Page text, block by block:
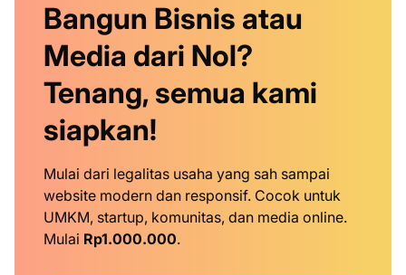
Bangun Bisnis atau
Media dari Nol?
Tenang, semua kami
siapkan!
Mulai dari legalitas usaha yang sah sampai
website modern dan responsif. Cocok untuk
UMKM, startup, komunitas, dan media online.
Mulai Rp1.000.000.